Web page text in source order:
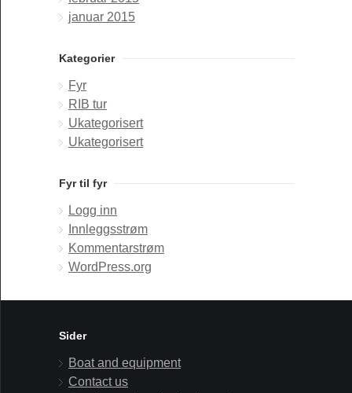
januar 2015
Kategorier
Fyr
RIB tur
Ukategorisert
Ukategorisert
Fyr til fyr
Logg inn
Innleggsstrøm
Kommentarstrøm
WordPress.org
Sider
Boat and equipment
Contact us